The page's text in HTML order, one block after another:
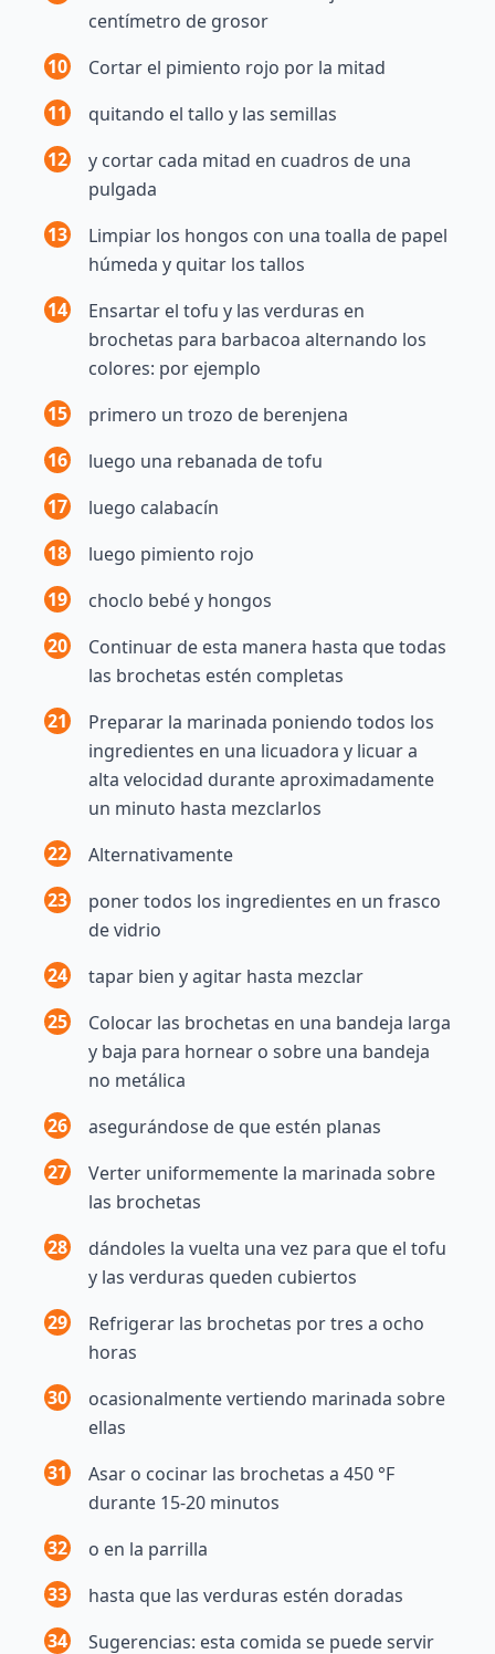
centímetro de grosor
10
Cortar el pimiento rojo por la mitad
11
quitando el tallo y las semillas
12
y cortar cada mitad en cuadros de una
pulgada
13
Limpiar los hongos con una toalla de papel
húmeda y quitar los tallos
14
Ensartar el tofu y las verduras en
brochetas para barbacoa alternando los
colores: por ejemplo
15
primero un trozo de berenjena
16
luego una rebanada de tofu
17
luego calabacín
18
luego pimiento rojo
19
choclo bebé y hongos
20
Continuar de esta manera hasta que todas
las brochetas estén completas
21
Preparar la marinada poniendo todos los
ingredientes en una licuadora y licuar a
alta velocidad durante aproximadamente
un minuto hasta mezclarlos
22
Alternativamente
23
poner todos los ingredientes en un frasco
de vidrio
24
tapar bien y agitar hasta mezclar
25
Colocar las brochetas en una bandeja larga
y baja para hornear o sobre una bandeja
no metálica
26
asegurándose de que estén planas
27
Verter uniformemente la marinada sobre
las brochetas
28
dándoles la vuelta una vez para que el tofu
y las verduras queden cubiertos
29
Refrigerar las brochetas por tres a ocho
horas
30
ocasionalmente vertiendo marinada sobre
ellas
31
Asar o cocinar las brochetas a 450 °F
durante 15-20 minutos
32
o en la parrilla
33
hasta que las verduras estén doradas
34
Sugerencias: esta comida se puede servir